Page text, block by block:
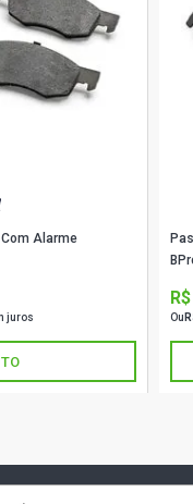
Alarme
juros Ou